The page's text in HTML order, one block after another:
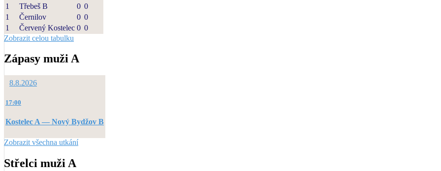
1
Třebeš B 0 0
1
Černilov 0 0
1
Červený Kostelec 0 0
Zobrazit celou tabulku
Zápasy muži A
8.8.2026
17:00
Kostelec A — Nový Bydžov B
Zobrazit všechna utkání
Střelci muži A